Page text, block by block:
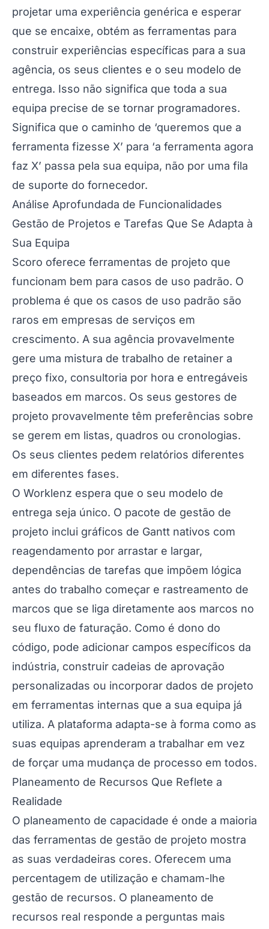
projetar uma experiência genérica e esperar
que se encaixe, obtém as ferramentas para
construir experiências específicas para a sua
agência, os seus clientes e o seu modelo de
entrega. Isso não significa que toda a sua
equipa precise de se tornar programadores.
Significa que o caminho de ‘queremos que a
ferramenta fizesse X’ para ‘a ferramenta agora
faz X’ passa pela sua equipa, não por uma fila
de suporte do fornecedor.
Análise Aprofundada de Funcionalidades
Gestão de Projetos e Tarefas Que Se Adapta à
Sua Equipa
Scoro oferece ferramentas de projeto que
funcionam bem para casos de uso padrão. O
problema é que os casos de uso padrão são
raros em empresas de serviços em
crescimento. A sua agência provavelmente
gere uma mistura de trabalho de retainer a
preço fixo, consultoria por hora e entregáveis
baseados em marcos. Os seus gestores de
projeto provavelmente têm preferências sobre
se gerem em listas, quadros ou cronologias.
Os seus clientes pedem relatórios diferentes
em diferentes fases.
O Worklenz espera que o seu modelo de
entrega seja único. O pacote de gestão de
projeto inclui gráficos de Gantt nativos com
reagendamento por arrastar e largar,
dependências de tarefas que impõem lógica
antes do trabalho começar e rastreamento de
marcos que se liga diretamente aos marcos no
seu fluxo de faturação. Como é dono do
código, pode adicionar campos específicos da
indústria, construir cadeias de aprovação
personalizadas ou incorporar dados de projeto
em ferramentas internas que a sua equipa já
utiliza. A plataforma adapta-se à forma como as
suas equipas aprenderam a trabalhar em vez
de forçar uma mudança de processo em todos.
Planeamento de Recursos Que Reflete a
Realidade
O planeamento de capacidade é onde a maioria
das ferramentas de gestão de projeto mostra
as suas verdadeiras cores. Oferecem uma
percentagem de utilização e chamam-lhe
gestão de recursos. O planeamento de
recursos real responde a perguntas mais